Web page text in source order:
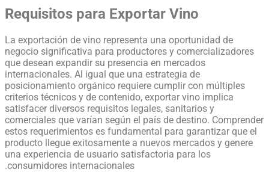
Requisitos para Exportar Vino
La exportación de vino representa una oportunidad de
negocio significativa para productores y comercializadores
que desean expandir su presencia en mercados
internacionales. Al igual que una estrategia de
posicionamiento orgánico requiere cumplir con múltiples
criterios técnicos y de contenido, exportar vino implica
satisfacer diversos requisitos legales, sanitarios y
comerciales que varían según el país de destino. Comprender
estos requerimientos es fundamental para garantizar que el
producto llegue exitosamente a nuevos mercados y genere
una experiencia de usuario satisfactoria para los
consumidores internacionales.